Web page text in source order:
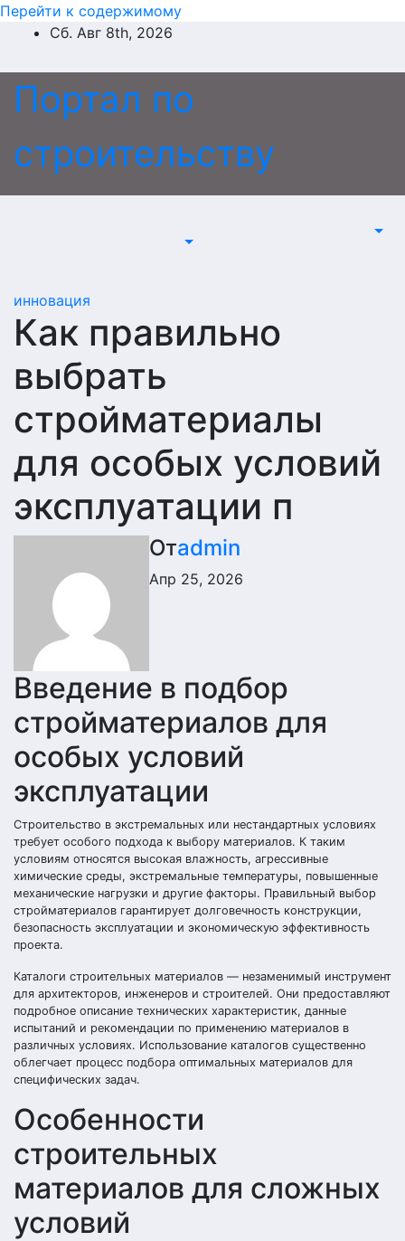
Перейти к содержимому
Сб. Авг 8th, 2026
Портал по
строительству
инновация
Как правильно
выбрать
стройматериалы
для особых условий
эксплуатации п
Отadmin
Апр 25, 2026
Введение в подбор
стройматериалов для
особых условий
эксплуатации
Строительство в экстремальных или нестандартных условиях
требует особого подхода к выбору материалов. К таким
условиям относятся высокая влажность, агрессивные
химические среды, экстремальные температуры, повышенные
механические нагрузки и другие факторы. Правильный выбор
стройматериалов гарантирует долговечность конструкции,
безопасность эксплуатации и экономическую эффективность
проекта.
Каталоги строительных материалов — незаменимый инструмент
для архитекторов, инженеров и строителей. Они предоставляют
подробное описание технических характеристик, данные
испытаний и рекомендации по применению материалов в
различных условиях. Использование каталогов существенно
облегчает процесс подбора оптимальных материалов для
специфических задач.
Особенности
строительных
материалов для сложных
условий